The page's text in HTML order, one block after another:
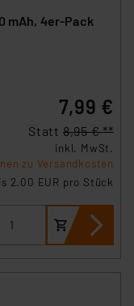
mAh, 4er-Pack
7,99 €
Statt 8,95 € **
inkl. MwSt.
zu Versandkosten
2.00 EUR pro Stück